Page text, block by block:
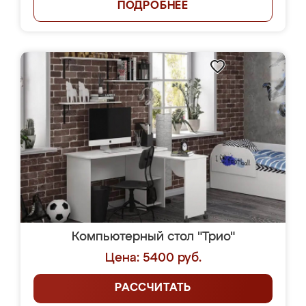
ПОДРОБНЕЕ
Компьютерный стол "Трио"
Цена: 5400 руб.
РАССЧИТАТЬ